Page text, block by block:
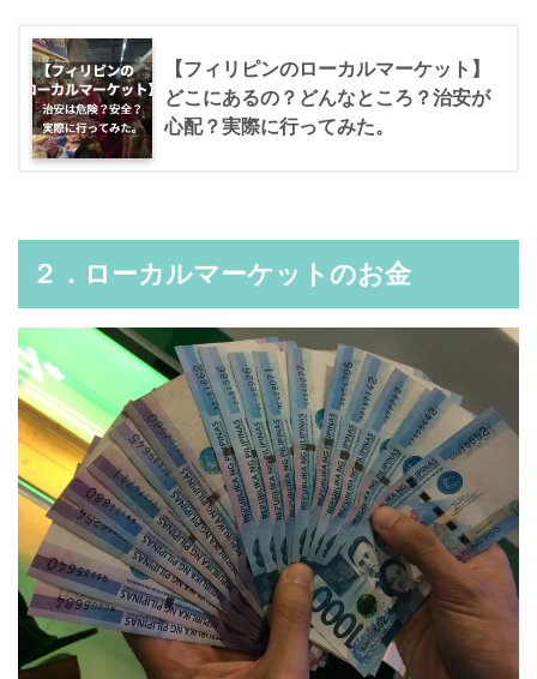
【フィリピンのローカルマーケット】
どこにあるの？どんなところ？治安が
心配？実際に行ってみた。
２．ローカルマーケットのお金